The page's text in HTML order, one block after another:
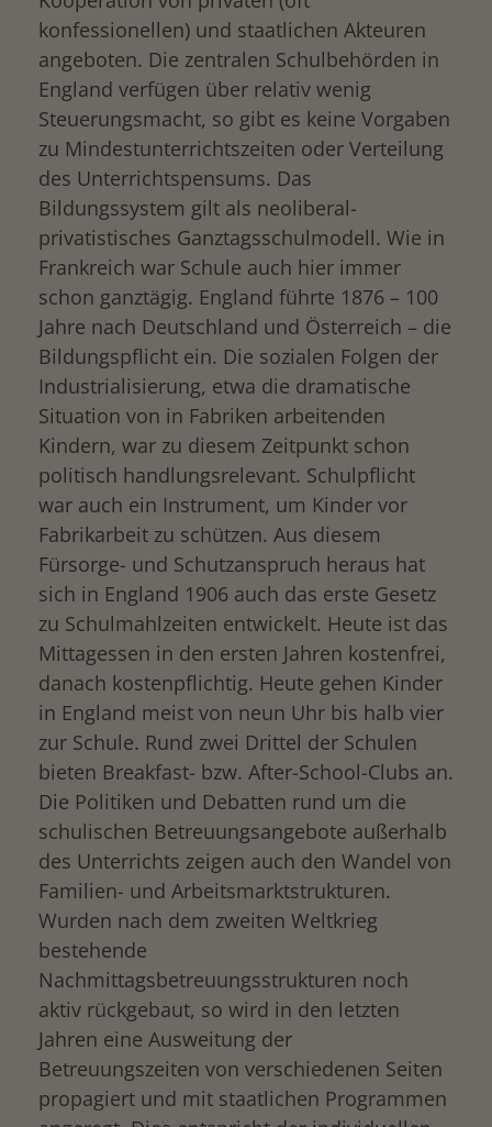
konfessionellen) und staatlichen Akteuren
angeboten. Die zentralen Schulbehörden in
England verfügen über relativ wenig
Steuerungsmacht, so gibt es keine Vorgaben
zu Mindestunterrichtszeiten oder Verteilung
des Unterrichtspensums. Das
Bildungssystem gilt als neoliberal-
privatistisches Ganztagsschulmodell. Wie in
Frankreich war Schule auch hier immer
schon ganztägig. England führte 1876 – 100
Jahre nach Deutschland und Österreich – die
Bildungspflicht ein. Die sozialen Folgen der
Industrialisierung, etwa die dramatische
Situation von in Fabriken arbeitenden
Kindern, war zu diesem Zeitpunkt schon
politisch handlungsrelevant. Schulpflicht
war auch ein Instrument, um Kinder vor
Fabrikarbeit zu schützen. Aus diesem
Fürsorge- und Schutzanspruch heraus hat
sich in England 1906 auch das erste Gesetz
zu Schulmahlzeiten entwickelt. Heute ist das
Mittagessen in den ersten Jahren kostenfrei,
danach kostenpflichtig. Heute gehen Kinder
in England meist von neun Uhr bis halb vier
zur Schule. Rund zwei Drittel der Schulen
bieten Breakfast- bzw. After-School-Clubs an.
Die Politiken und Debatten rund um die
schulischen Betreuungsangebote außerhalb
des Unterrichts zeigen auch den Wandel von
Familien- und Arbeitsmarktstrukturen.
Wurden nach dem zweiten Weltkrieg
bestehende
Nachmittagsbetreuungsstrukturen noch
aktiv rückgebaut, so wird in den letzten
Jahren eine Ausweitung der
Betreuungszeiten von verschiedenen Seiten
propagiert und mit staatlichen Programmen
drucken